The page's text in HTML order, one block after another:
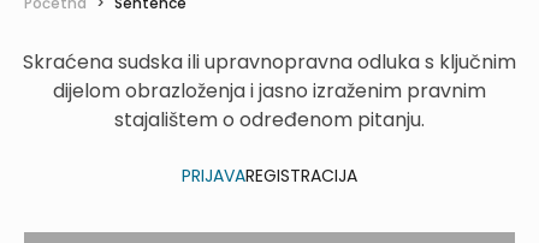
Skraćena sudska ili upravnopravna odluka s ključnim
dijelom obrazloženja i jasno izraženim pravnim
stajalištem o određenom pitanju.
PRIJAVAREGISTRACIJA